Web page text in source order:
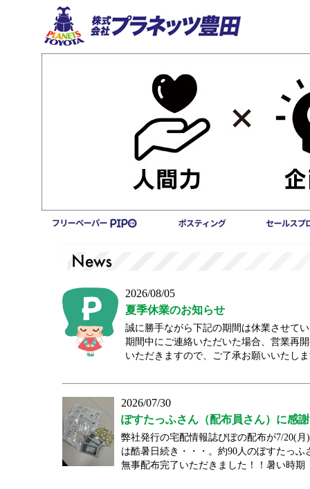
2026/08/05
夏季休業のお知らせ
誠に勝手ながら下記の期間は休業させて
期間中にご連絡いただいた場合、営業再
いただきますので、ご了承お願いいたし
2026/07/30
ぽすたっふさん（配布員さん）に感
弊社発行の宅配情報誌ぴぽの配布が7/20(
は酷暑日続き・・・。約90人のぽすたっ
無事配布完了いただきました！！暑い時期